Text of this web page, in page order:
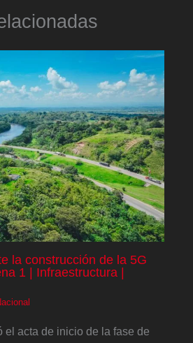
la construcción de la 5G
1 | Infraestructura |
el acta de inicio de la fase de